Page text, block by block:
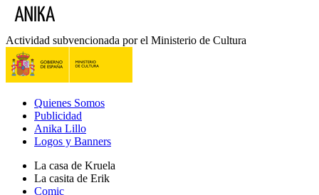
Actividad subvencionada por el Ministerio de Cultura
Quienes Somos
Publicidad
Anika Lillo
Logos y Banners
La casa de Kruela
La casita de Erik
Comic